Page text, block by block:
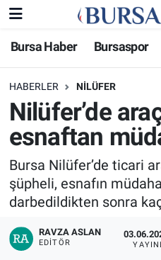
Bursa Haber Bursaspor
HABERLER NILÜFER
Nilüfer’de
esnaftan
Bursa Nilüfer’de ticari
şüpheli, esnafın
darbedildikten sonra
RAVZA ASLAN
EDITÖR
Bursa Haber
Genel
Politika
Bilim, Teknoloji
KÜLTÜR-SANAT
Yerel
Bursa Nöbetçi
Bursa Hava Durumu
Bursa Namaz Vakitleri
Bursa Trafik Yoğunluk
Süper Lig Puan
Tüm Manşetler